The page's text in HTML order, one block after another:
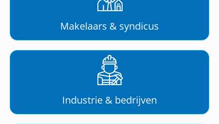
Makelaars & syndicus
Industrie & bedrijven